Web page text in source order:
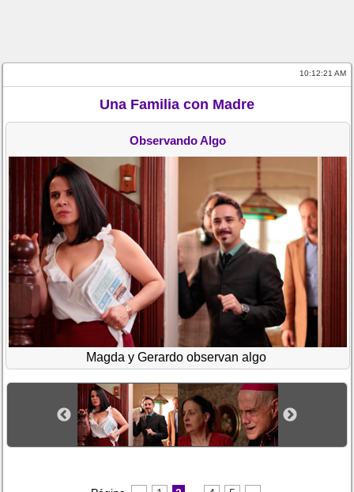
10:12:21 AM
Una Familia con Madre
Observando Algo
Magda y Gerardo observan algo